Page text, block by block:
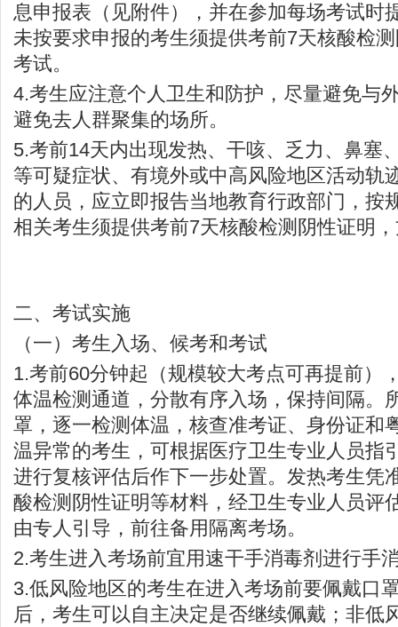
息申报表（见附件），并在参加每场考试时
未按要求申报的考生须提供考前7天核酸检
考试。
4.考生应注意个人卫生和防护，尽量避免与
避免去人群聚集的场所。
5.考前14天内出现发热、干咳、乏力、鼻塞
等可疑症状、有境外或中高风险地区活动轨
的人员，应立即报告当地教育行政部门，按
相关考生须提供考前7天核酸检测阴性证明
二、考试实施
（一）考生入场、候考和考试
1.考前60分钟起（规模较大考点可再提前）
体温检测通道，分散有序入场，保持间隔。
罩，逐一检测体温，核查准考证、身份证和
温异常的考生，可根据医疗卫生专业人员指
进行复核评估后作下一步处置。发热考生凭
酸检测阴性证明等材料，经卫生专业人员评
由专人引导，前往备用隔离考场。
2.考生进入考场前宜用速干手消毒剂进行手
3.低风险地区的考生在进入考场前要佩戴口
后，考生可以自主决定是否继续佩戴；非低